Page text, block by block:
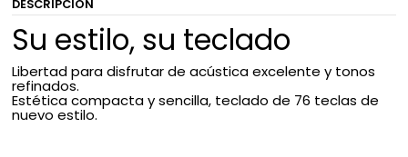
DESCRIPCIÓN
Su estilo, su teclado
Libertad para disfrutar de acústica excelente y tonos
refinados.
Estética compacta y sencilla, teclado de 76 teclas de
nuevo estilo.